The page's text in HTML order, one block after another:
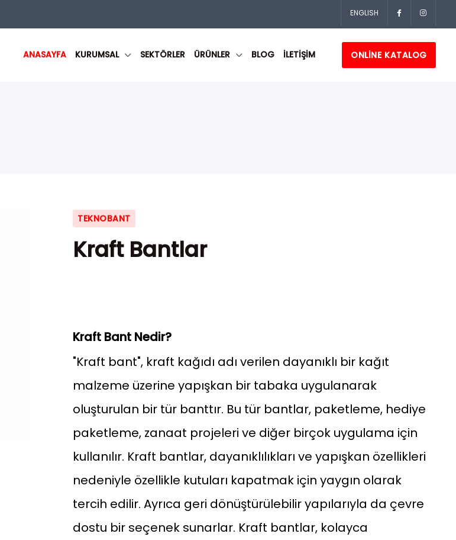
ENGLISH
ANASAYFA KURUMSAL SEKTÖRLER ÜRÜNLER BLOG İLETİŞİM ONLINE KATALOG
TEKNOBANT
Kraft Bantlar
Kraft Bant Nedir?
"Kraft bant", kraft kağıdı adı verilen dayanıklı bir kağıt
malzeme üzerine yapışkan bir tabaka uygulanarak
oluşturulan bir tür banttır. Bu tür bantlar, paketleme, hediye
paketleme, zanaat projeleri ve diğer birçok uygulama için
kullanılır. Kraft bantlar, dayanıklılıkları ve yapışkan özellikleri
nedeniyle özellikle kutuları kapatmak için yaygın olarak
tercih edilir. Ayrıca geri dönüştürülebilir yapılarıyla da çevre
dostu bir seçenek sunarlar. Kraft bantlar, kolayca